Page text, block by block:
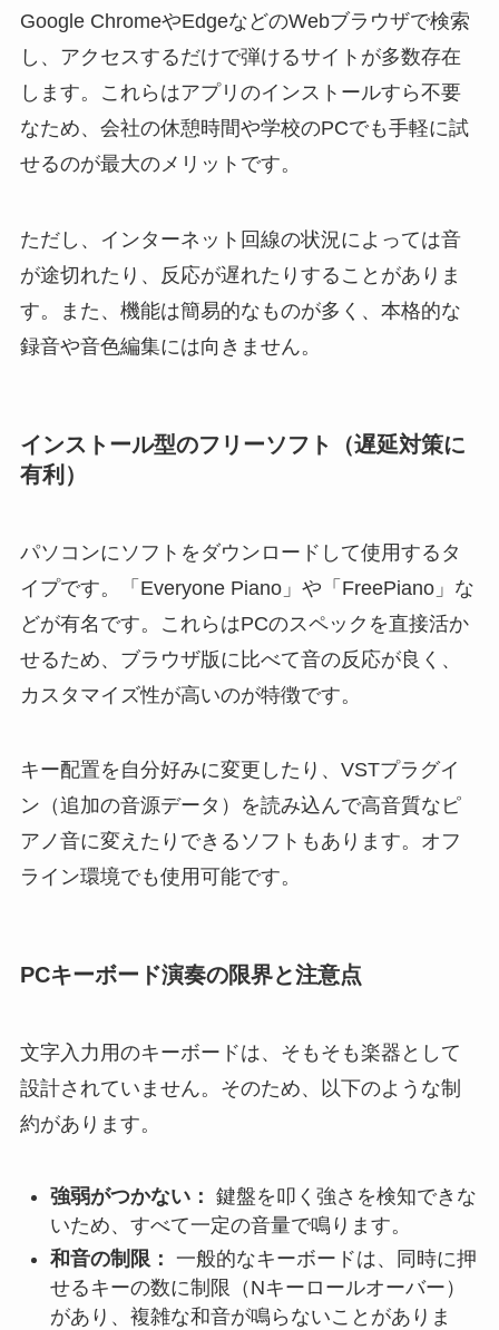
Google ChromeやEdgeなどのWebブラウザで検索
し、アクセスするだけで弾けるサイトが多数存在
します。これらはアプリのインストールすら不要
なため、会社の休憩時間や学校のPCでも手軽に試
せるのが最大のメリットです。
ただし、インターネット回線の状況によっては音
が途切れたり、反応が遅れたりすることがありま
す。また、機能は簡易的なものが多く、本格的な
録音や音色編集には向きません。
インストール型のフリーソフト（遅延対策に
有利）
パソコンにソフトをダウンロードして使用するタ
イプです。「Everyone Piano」や「FreePiano」な
どが有名です。これらはPCのスペックを直接活か
せるため、ブラウザ版に比べて音の反応が良く、
カスタマイズ性が高いのが特徴です。
キー配置を自分好みに変更したり、VSTプラグイ
ン（追加の音源データ）を読み込んで高音質なピ
アノ音に変えたりできるソフトもあります。オフ
ライン環境でも使用可能です。
PCキーボード演奏の限界と注意点
文字入力用のキーボードは、そもそも楽器として
設計されていません。そのため、以下のような制
約があります。
強弱がつかない： 鍵盤を叩く強さを検知できな
いため、すべて一定の音量で鳴ります。
和音の制限： 一般的なキーボードは、同時に押
せるキーの数に制限（Nキーロールオーバー）
があり、複雑な和音が鳴らないことがありま